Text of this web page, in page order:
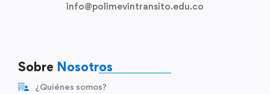
info@polimevintransito.edu.co
Sobre Nosotros
¿Quiénes somos?